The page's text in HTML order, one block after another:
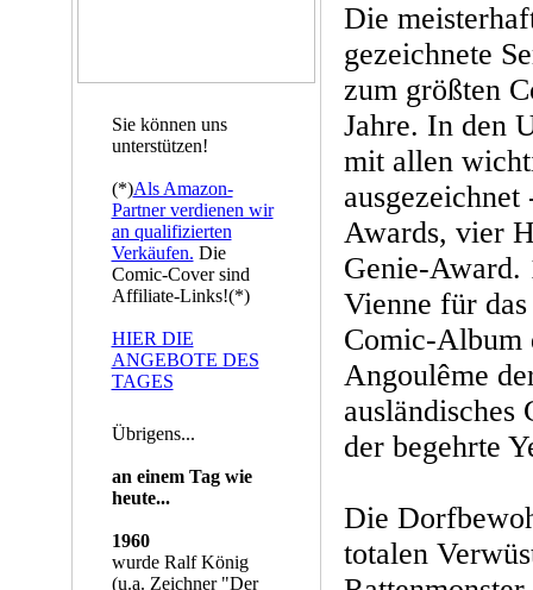
Sie können uns
unterstützen!
(*)Als Amazon-
Partner verdienen wir
an qualifizierten
Verkäufen. Die
Comic-Cover sind
Affiliate-Links!(*)
HIER DIE
ANGEBOTE DES
TAGES
Übrigens...
an einem Tag wie
heute...
1960
wurde Ralf König
(u.a. Zeichner "Der
Die
gezeichnete
zum größten
Jahre. In den
mit allen
Awards, vier
Genie-Award.
Vienne für das
Comic-Album
Angoulême
der begehrte
Die
totalen